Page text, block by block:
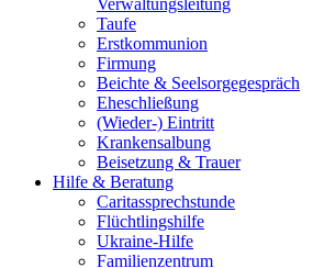
Verwaltungsleitung
Taufe
Erstkommunion
Firmung
Beichte & Seelsorgegespräch
Eheschließung
(Wieder-) Eintritt
Krankensalbung
Beisetzung & Trauer
Hilfe & Beratung
Caritassprechstunde
Flüchtlingshilfe
Ukraine-Hilfe
Familienzentrum